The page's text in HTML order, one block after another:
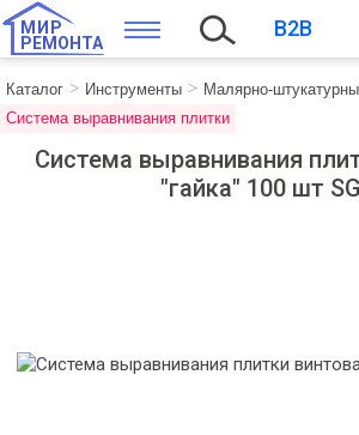
МИР
РЕМОНТА
B2B
Каталог Инструменты
Малярно-
Система выравнивания плитки
Система выравнивания
"гайка" 100 шт